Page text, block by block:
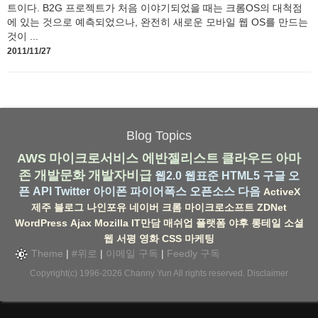
트이다. B2G 프로젝트가 처음 이야기되었을 때는 크롬OS의 대척점
에 있는 것으로 예측되었으나, 완전히 새로운 모바일 웹 OS를 만드는
것이 ...
2011/11/27
Blog Topics
AWS 마이크로서비스 에반젤리스트 클라우드 아마
존 개발문화 개발자비급 웹2.0 웹표준 HTML5 구글 오
픈 API Twitter 아이폰 파이어폭스 오픈소스 다음 ActiveX
제주 블로그 나인포유 네이버 크롬 마이크로소프트 ZDNet
WordPress Ajax Mozilla IT만담 매쉬업 플랫폼 야후 롱테일 소셜
웹 서평 영화 CSS 마케팅
Theme | #위로 | 이메일 구독 | Feedly 구독
Copyright(c) 1996-2026 Channy Yun All rights reserved. Disclaimer